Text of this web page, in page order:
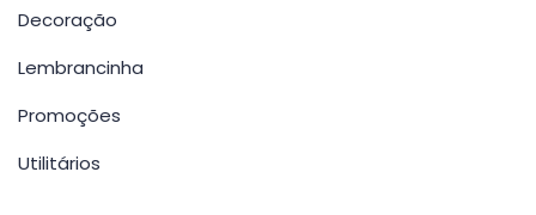
Decoração
Lembrancinha
Promoções
Utilitários